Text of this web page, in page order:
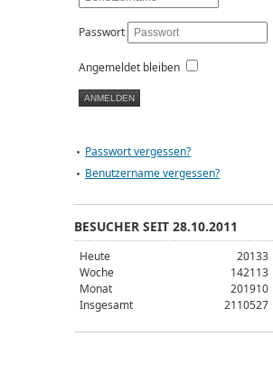
Passwort
Angemeldet bleiben
Passwort vergessen?
Benutzername vergessen?
BESUCHER SEIT 28.10.2011
Heute
20133
Woche
142113
Monat
201910
Insgesamt
2110527